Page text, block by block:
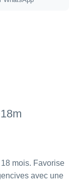
mois. Favorise
avec une